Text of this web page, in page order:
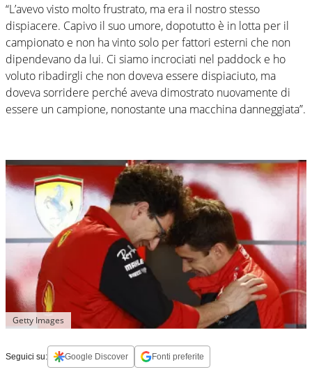
“L’avevo visto molto frustrato, ma era il nostro stesso
dispiacere. Capivo il suo umore, dopotutto è in lotta per il
campionato e non ha vinto solo per fattori esterni che non
dipendevano da lui. Ci siamo incrociati nel paddock e ho
voluto ribadirgli che non doveva essere dispiaciuto, ma
doveva sorridere perché aveva dimostrato nuovamente di
essere un campione, nonostante una macchina danneggiata”.
Getty Images
Seguici su: Google Discover Fonti preferite